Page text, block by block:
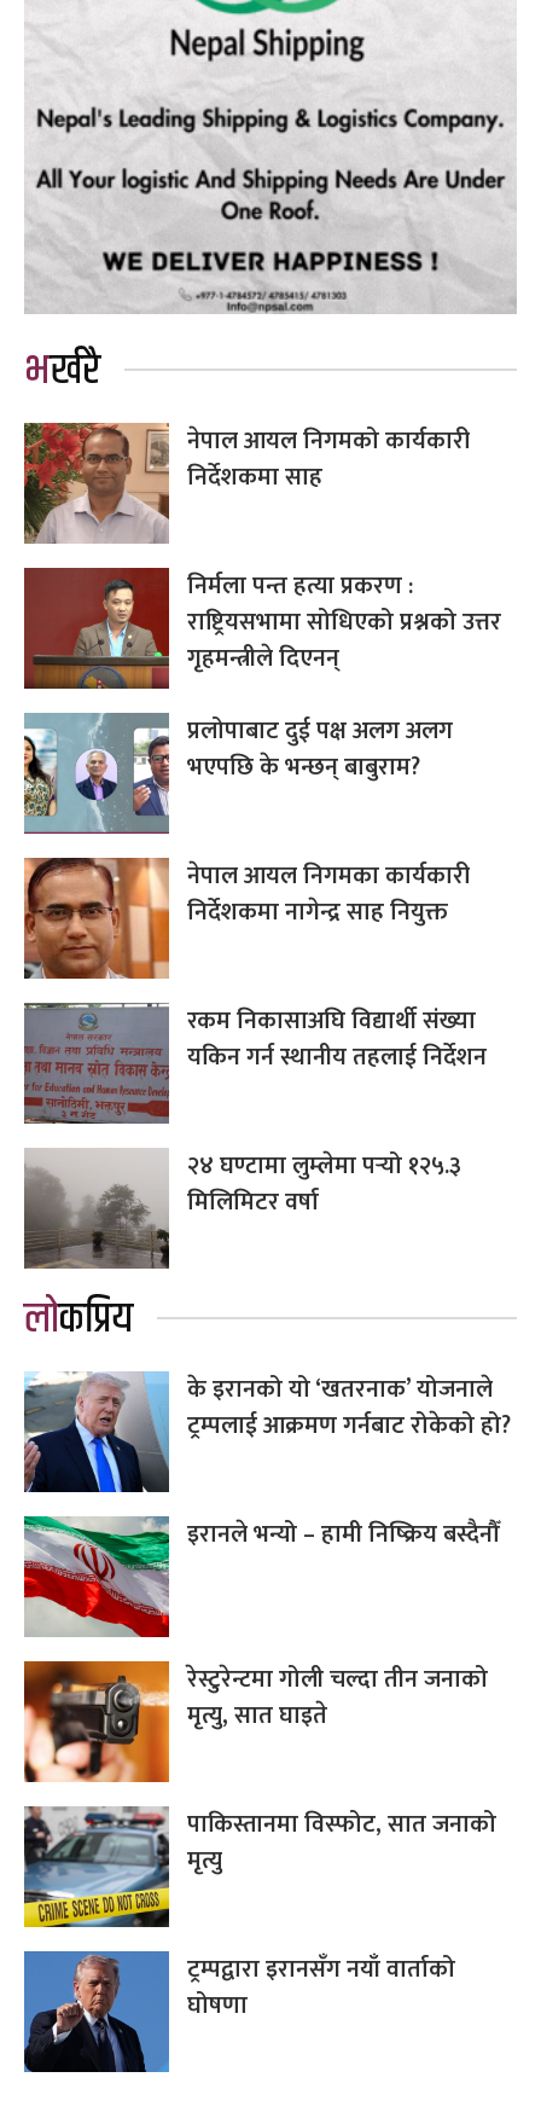
भर्खरै
नेपाल आयल निगमको कार्यकारी
निर्देशकमा साह
निर्मला पन्त हत्या प्रकरण :
राष्ट्रियसभामा सोधिएको प्रश्नको उत्तर
गृहमन्त्रीले दिएनन्
प्रलोपाबाट दुई पक्ष अलग अलग
भएपछि के भन्छन् बाबुराम?
नेपाल आयल निगमका कार्यकारी
निर्देशकमा नागेन्द्र साह नियुक्त
रकम निकासाअघि विद्यार्थी संख्या
यकिन गर्न स्थानीय तहलाई निर्देशन
२४ घण्टामा लुम्लेमा पर्‍यो १२५.३
मिलिमिटर वर्षा
लोकप्रिय
के इरानको यो ‘खतरनाक’ योजनाले
ट्रम्पलाई आक्रमण गर्नबाट रोकेको हो?
इरानले भन्यो – हामी निष्क्रिय बस्दैनौँ
रेस्टुरेन्टमा गोली चल्दा तीन जनाको
मृत्यु, सात घाइते
पाकिस्तानमा विस्फोट, सात जनाको
मृत्यु
ट्रम्पद्वारा इरानसँग नयाँ वार्ताको
घोषणा